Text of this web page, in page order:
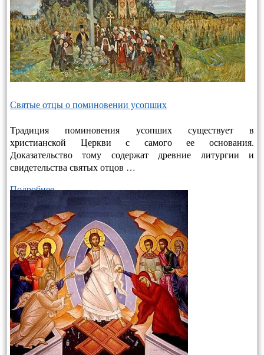
Святые отцы о поминовении усопших
Традиция поминовения усопших существует в
христианской Церкви с самого ее основания.
Доказательство тому содержат древние литургии и
свидетельства святых отцов …
Подробнее…